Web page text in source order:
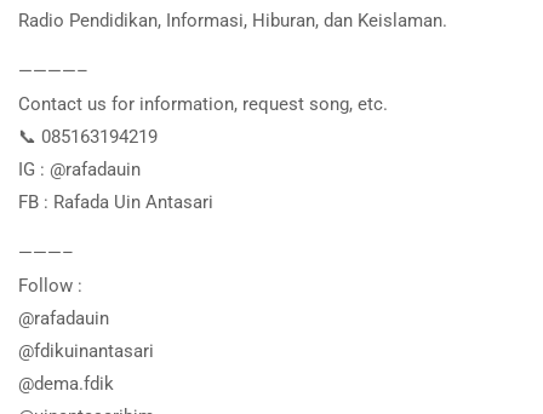
Radio Pendidikan, Informasi, Hiburan, dan Keislaman.
————–
Contact us for information, request song, etc.
📞 085163194219
IG : @rafadauin
FB : Rafada Uin Antasari
———–
Follow :
@rafadauin
@fdikuinantasari
@dema.fdik